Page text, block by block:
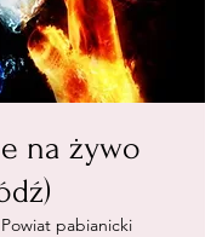
na żywo
Powiat pabianicki